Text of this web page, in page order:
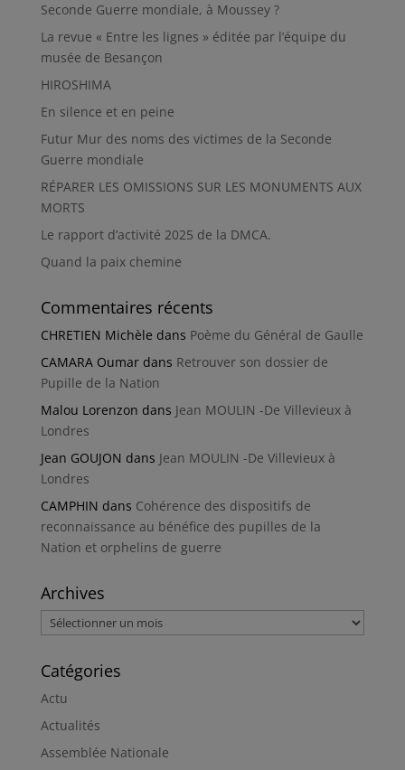
Seconde Guerre mondiale, à Moussey ?
La revue « Entre les lignes » éditée par l’équipe du
musée de Besançon
HIROSHIMA
En silence et en peine
Futur Mur des noms des victimes de la Seconde
Guerre mondiale
RÉPARER LES OMISSIONS SUR LES MONUMENTS AUX
MORTS
Le rapport d’activité 2025 de la DMCA.
Quand la paix chemine
Commentaires récents
CHRETIEN Michèle dans Poème du Général de Gaulle
CAMARA Oumardans Retrouver son dossier de
Pupille de la Nation
Malou Lorenzon dans Jean MOULIN -De Villevieux à
Londres
Jean GOUJON dans Jean MOULIN -De Villevieux à
Londres
CAMPHIN dans Cohérence des dispositifs de
reconnaissance au bénéfice des pupilles de la
Nation et orphelins de guerre
Archives
Archives
Catégories
Actu
Actualités
Assemblée Nationale